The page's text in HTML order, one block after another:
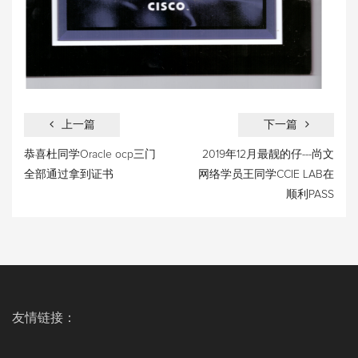
上一篇
恭喜杜同学Oracle ocp三门
全部通过拿到证书
下一篇
2019年12月最靓的仔---尚文
网络学员王同学CCIE LAB在
顺利PASS
友情链接：